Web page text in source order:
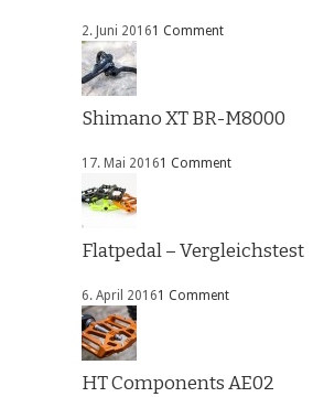
2. Juni 20161 Comment
Shimano XT BR-M8000
17. Mai 20161 Comment
Flatpedal – Vergleichstest
6. April 20161 Comment
HT Components AE02